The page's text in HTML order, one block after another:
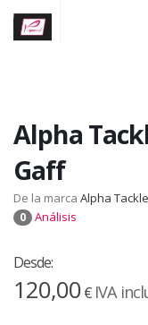
Alpha
Gaff
De la marca Alpha Tackle
0 Análisis
Desde:
120,00€ IVA